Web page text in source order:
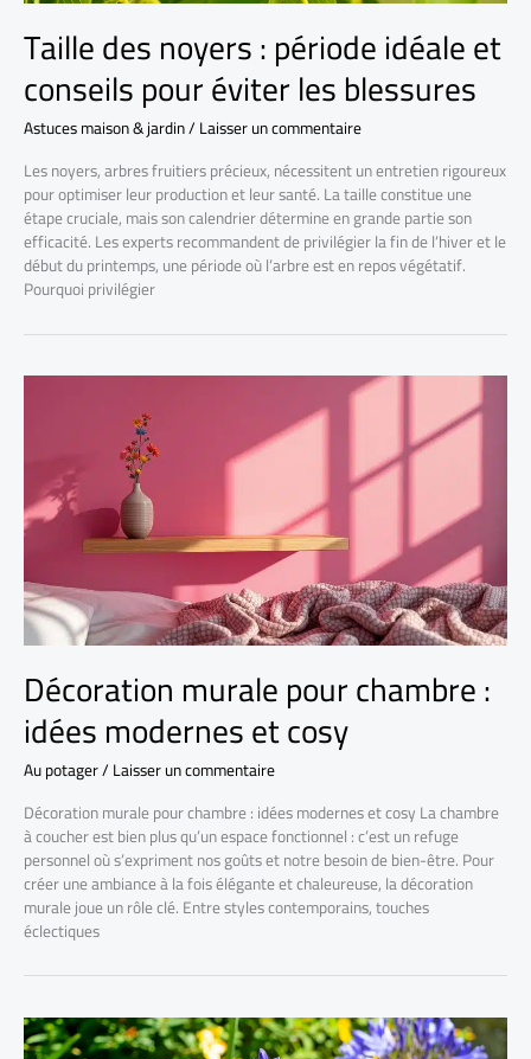
Taille des noyers : période idéale et
conseils pour éviter les blessures
Astuces maison & jardin/Laisser un commentaire
Les noyers, arbres fruitiers précieux, nécessitent un entretien rigoureux
pour optimiser leur production et leur santé. La taille constitue une
étape cruciale, mais son calendrier détermine en grande partie son
efficacité. Les experts recommandent de privilégier la fin de l’hiver et le
début du printemps, une période où l’arbre est en repos végétatif.
Pourquoi privilégier
Décoration murale pour chambre :
idées modernes et cosy
Au potager/Laisser un commentaire
Décoration murale pour chambre : idées modernes et cosy La chambre
à coucher est bien plus qu’un espace fonctionnel : c’est un refuge
personnel où s’expriment nos goûts et notre besoin de bien-être. Pour
créer une ambiance à la fois élégante et chaleureuse, la décoration
murale joue un rôle clé. Entre styles contemporains, touches
éclectiques